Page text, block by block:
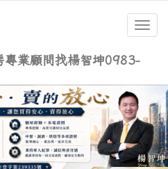
專業顧問找楊智坤0983-